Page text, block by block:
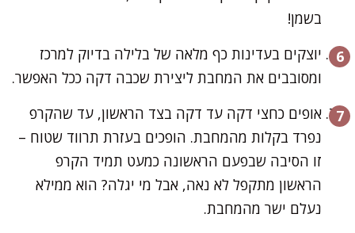
בשמן!
יוצקים בעדינות כף מלאה של בלילה בדיוק למרכז
ומסובבים את המחבת ליצירת שכבה דקה ככל האפשר.
אופים כחצי דקה עד דקה בצד הראשון, עד שהקרפ
נפרד בקלות מהמחבת. הופכים בעזרת תרווד שטוח –
זו הסיבה שבפעם הראשונה כמעט תמיד הקרפ
הראשון מתקפל לא נאה, אבל מי יגלה? הוא ממילא
נעלם ישר מהמחבת.